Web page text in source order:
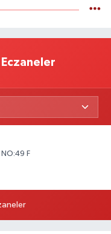
NO:49 F